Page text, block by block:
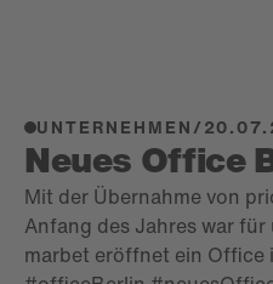
UNTERNEHMEN/
Neues Office
Mit der Übernahme von
Anfang des Jahres war
marbet eröffnet ein Office